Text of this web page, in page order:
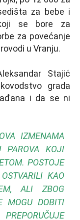
za bebe i
se bore za
za povećanje
u Vranju.
Stajić
grada
i da se ni
IZMENAMA
PAROVA KOJI
POSTOJE
KAO
ALI ZBOG
MOGU DOBITI